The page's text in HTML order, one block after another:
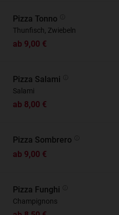
Pizza Tonno
Thunfisch, Zwiebeln
ab 9,00 €
Pizza Salami
Salami
ab 8,00 €
Pizza Sombrero
ab 9,00 €
Pizza Funghi
Champignons